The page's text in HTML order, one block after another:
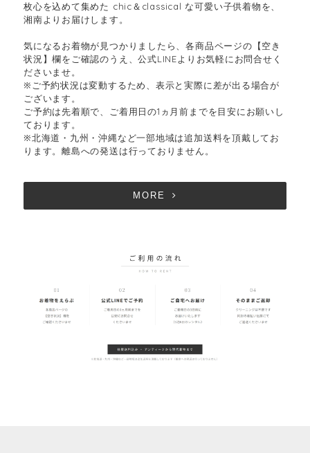
枚心を込めて集めた chic＆classical な可愛い子供着物を、
湘南よりお届けします。
気になるお着物が見つかりましたら、各商品ページの【空き
状況】欄をご確認のうえ、公式LINEよりお気軽にお問合せく
ださいませ。
※ご予約状況は変動するため、表示と実際に差が出る場合が
ございます。
ご予約は先着順で、ご着用日の1ヵ月前までを目安にお願いし
ております。
※北海道・九州・沖縄など一部地域は追加送料を頂戴してお
ります。離島への発送は行っておりません。
MORE